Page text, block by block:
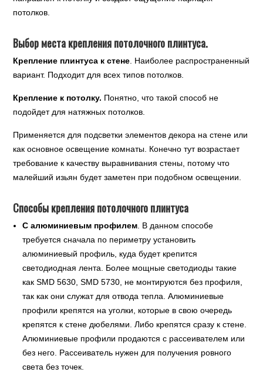
потолков.
Выбор места крепления потолочного плинтуса.
Крепление плинтуса к стене . Наиболее распространенный
вариант. Подходит для всех типов потолков.
Крепление к потолку. Понятно, что такой способ не
подойдет для натяжных потолков.
Применяется для подсветки элементов декора на стене или
как основное освещение комнаты. Конечно тут возрастает
требование к качеству выравнивания стены, потому что
малейший изьян будет заметен при подобном освещении.
Способы крепления потолочного плинтуса
С алюминиевым профилем . В данном способе
требуется сначала по периметру установить
алюминиевый профиль, куда будет крепится
светодиодная лента. Более мощные светодиоды такие
как SMD 5630, SMD 5730, не монтируются без профиля,
так как они служат для отвода тепла. Алюминиевые
профили крепятся на уголки, которые в свою очередь
крепятся к стене дюбелями. Либо крепятся сразу к стене.
Алюминиевые профили продаются с рассеивателем или
без него. Рассеиватель нужен для получения ровного
света без точек.